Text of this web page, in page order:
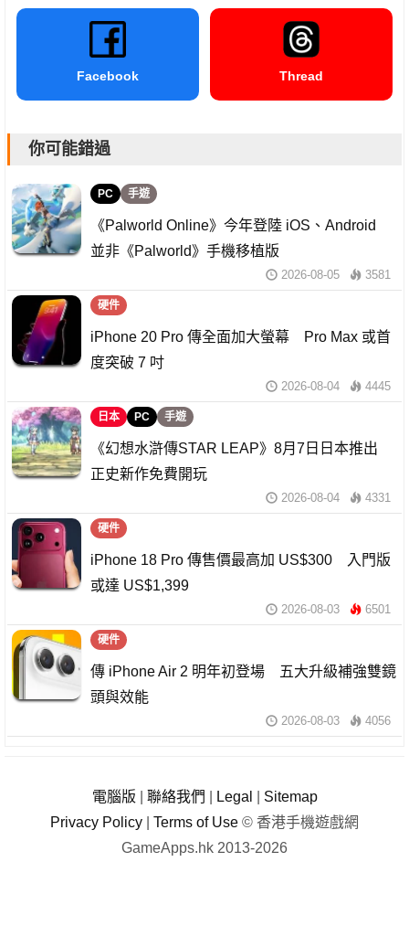
Facebook Thread
你可能錯過
PC 手遊
《Palworld Online》今年登陸 iOS、Android
並非《Palworld》手機移植版
2026-08-05 3581
硬件
iPhone 20 Pro 傳全面加大螢幕 Pro Max 或首
度突破 7 吋
2026-08-04 4445
日本 PC 手遊
《幻想水滸傳STAR LEAP》8月7日日本推出
正史新作免費開玩
2026-08-04 4331
硬件
iPhone 18 Pro 傳售價最高加 US$300 入門版
或達 US$1,399
2026-08-03 6501
硬件
傳 iPhone Air 2 明年初登場 五大升級補強雙鏡
頭與效能
2026-08-03 4056
電腦版 聯絡我們 Legal
Sitemap
Privacy Policy
Terms of Use © 香港手機遊戲網
GameApps.hk 2013-2026